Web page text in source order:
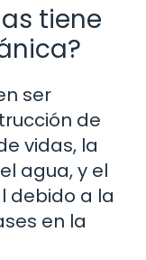
tiene
ser
de
vidas, la
agua, y el
debido a la
en la